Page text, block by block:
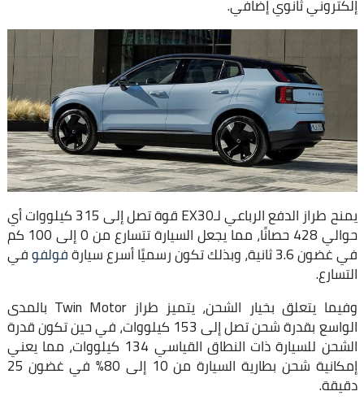
إلكتروني ثانوي إضافي.
يمنح طراز الدفع الرباعي لـEX30 قوة تصل إلى 315 كيلووات أي
حوالي 428 حصانًا، مما يجعل السيارة تتسارع من 0 إلى 100 كم
في غضون 3.6 ثانية، وبذلك تكون رسميًا أسرع سيارة فولفوفي
التسارع.
وفيما يتعلق بخيار الشحن، يتميز طراز Twin Motor بالمدى
الواسع بقدرة شحن تصل إلى 153 كيلووات، في حين تكون قدرة
الشحن للسيارة ذات النطاق القياسي 134 كيلووات، مما يعني
إمكانية شحن بطارية السيارة من 10 إلى 80٪ في غضون 25
دقيقة.